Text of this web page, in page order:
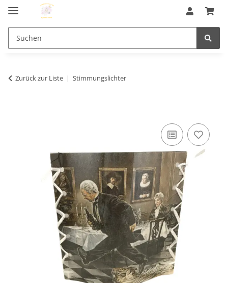
Zurück zur Liste Stimmungslichter